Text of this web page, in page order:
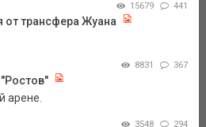
15679 441
от трансфера Жуана
8831 367
арене.
3548 294